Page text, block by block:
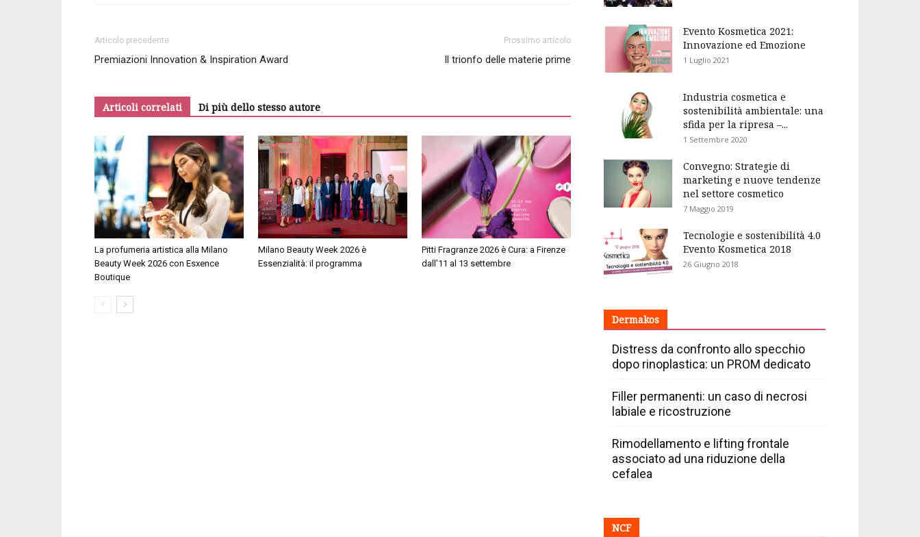
Articolo precedente
Premiazioni Innovation & Inspiration Award
Prossimo articolo
Il trionfo delle materie prime
Articoli correlati Di più dello stesso autore
La profumeria artistica alla Milano
Beauty Week 2026 con Esxence
Boutique
Milano Beauty Week 2026 è
Essenzialità: il programma
Pitti Fragranze 2026 è Cura: a Firenze
dall’11 al 13 settembre
Evento Kosmetica 2021:
Innovazione ed Emozione
1 Luglio 2021
Industria cosmetica e
sostenibilità ambientale: una
sfida per la ripresa –...
1 Settembre 2020
Convegno: Strategie di
marketing e nuove tendenze
nel settore cosmetico
7 Maggio 2019
Tecnologie e sostenibilità 4.0
Evento Kosmetica 2018
26 Giugno 2018
Dermakos
Distress da confronto allo specchio
dopo rinoplastica: un PROM dedicato
Filler permanenti: un caso di necrosi
labiale e ricostruzione
Rimodellamento e lifting frontale
associato ad una riduzione della
cefalea
NCF